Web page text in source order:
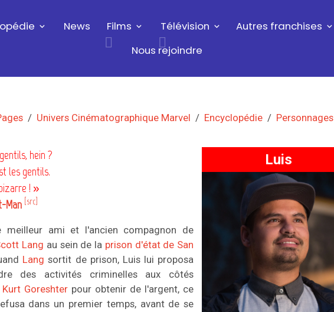
News Films Télévision Autres franchises
Nous rejoindre
Univers Cinématographique Marvel Encyclopédie
Personnages
Luis
hein ?
les gentils.
! »
Man [src]
meilleur ami et l'ancien compagnon de
Lang au sein de la prison d'état de San
Lang sortit de prison, Luis lui proposa
des activités criminelles aux côtés
Kurt Goreshter pour obtenir de l'argent, ce
dans un premier temps, avant de se